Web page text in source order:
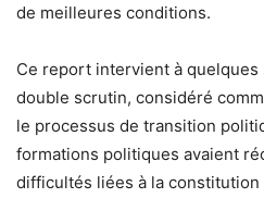
de meilleures conditions.
Ce report intervient à quelques
double scrutin, considéré
le processus de transition
formations politiques avaient
difficultés liées à la